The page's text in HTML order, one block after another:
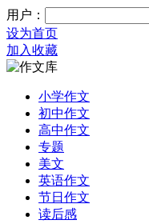
用户：
设为首页
加入收藏
小学作文
初中作文
高中作文
专题
美文
英语作文
节日作文
读后感